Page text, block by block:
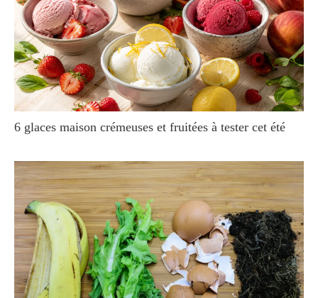
6 glaces maison crémeuses et fruitées à tester cet été